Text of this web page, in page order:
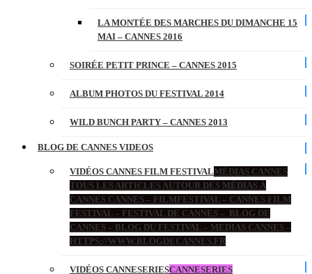
LA MONTÉE DES MARCHES DU DIMANCHE 15
MAI – CANNES 2016
SOIRÉE PETIT PRINCE – CANNES 2015
ALBUM PHOTOS DU FESTIVAL 2014
WILD BUNCH PARTY – CANNES 2013
BLOG DE CANNES VIDEOS
VIDÉOS CANNES FILM FESTIVALMÉDIAS CANNES
TOUS LES ARTICLES AUTOUR DES MÉDIAS À
CANNES CANNES – FILMFESTIVAL – CANNES FILM
FESTIVAL – FESTIVAL DE CANNES – BLOG DE
CANNES – BLOG DU FESTIVAL – MEDIAS CANNES –
HTTPS://WWW.BLOGDECANNES.FR
VIDÉOS CANNESERIESCANNESERIES